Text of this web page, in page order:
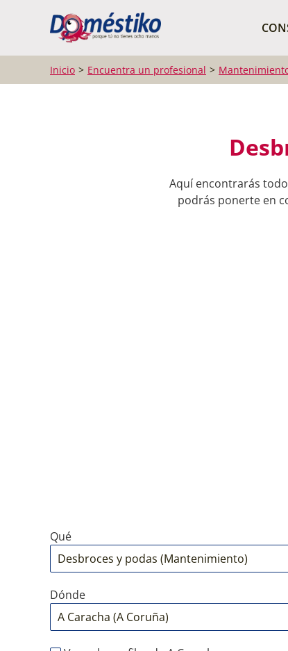
Inicio Encuentra un profesional
Aquí encontrarás
podrás ponerte en
Qué
Dónde